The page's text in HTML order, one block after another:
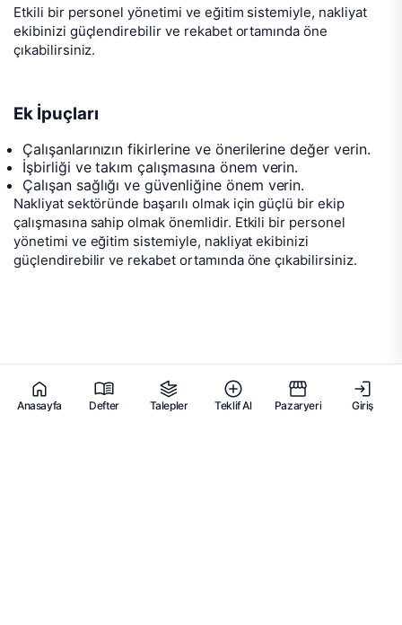
Anasayfa Defter Talepler Teklif Al Pazaryeri Giriş
Etkili bir personel yönetimi ve eğitim sistemiyle, nakliyat
ekibinizi güçlendirebilir ve rekabet ortamında öne
çıkabilirsiniz.
Ek İpuçları
Çalışanlarınızın fikirlerine ve önerilerine değer verin.
İşbirliği ve takım çalışmasına önem verin.
Çalışan sağlığı ve güvenliğine önem verin.
Nakliyat sektöründe başarılı olmak için güçlü bir ekip
çalışmasına sahip olmak önemlidir. Etkili bir personel
yönetimi ve eğitim sistemiyle, nakliyat ekibinizi
güçlendirebilir ve rekabet ortamında öne çıkabilirsiniz.